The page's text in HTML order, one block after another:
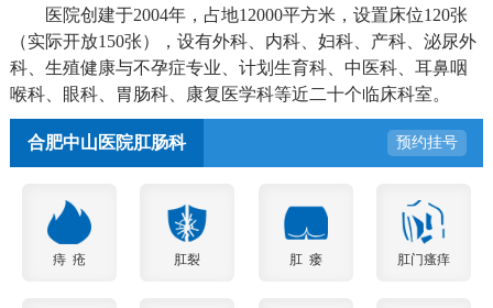
医院创建于2004年，占地12000平方米，设置床位120张
（实际开放150张），设有外科、内科、妇科、产科、泌尿外
科、生殖健康与不孕症专业、计划生育科、中医科、耳鼻咽
喉科、眼科、胃肠科、康复医学科等近二十个临床科室。
合肥中山医院肛肠科 预约挂号
痔 疮 肛裂 肛 瘘 肛门瘙痒